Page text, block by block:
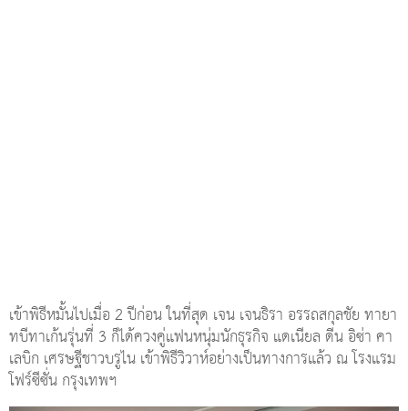
เข้าพิธีหมั้นไปเมื่อ 2 ปีก่อน ในที่สุด เจน เจนธิรา อรรถสกุลชัย ทายา
ทบีทาเก้นรุ่นที่ 3 ก็ได้ควงคู่แฟนหนุ่มนักธุรกิจ แดเนียล ดีน อิซ่า คา
เลบิก เศรษฐีชาวบรูไน เข้าพิธีวิวาห์อย่างเป็นทางการแล้ว ณ โรงแรม
โฟร์ซีซั่น กรุงเทพฯ